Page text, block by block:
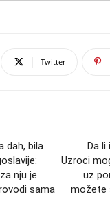
Twitter
dah, bila
nju je
sama
Da li
Uzroci
uz
možete